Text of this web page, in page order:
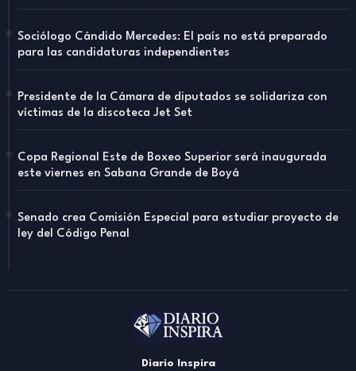
Sociólogo Cándido Mercedes: El país no está preparado
para las candidaturas independientes
Presidente de la Cámara de diputados se solidariza con
víctimas de la discoteca Jet Set
Copa Regional Este de Boxeo Superior será inaugurada
este viernes en Sabana Grande de Boyá
Senado crea Comisión Especial para estudiar proyecto de
ley del Código Penal
Diario Inspira